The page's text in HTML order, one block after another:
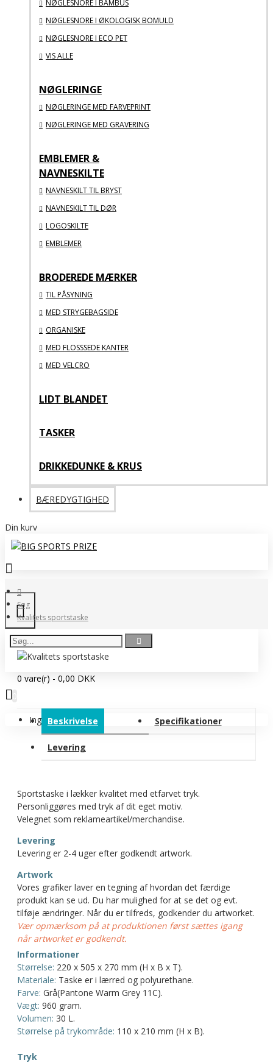
NØGLESNORE I BAMBUS
NØGLESNORE I ØKOLOGISK BOMULD
NØGLESNORE I ECO PET
VIS ALLE
NØGLERINGE
NØGLERINGE MED FARVEPRINT
NØGLERINGE MED GRAVERING
EMBLEMER &
NAVNESKILTE
NAVNESKILT TIL BRYST
NAVNESKILT TIL DØR
LOGOSKILTE
EMBLEMER
BRODEREDE MÆRKER
TIL PÅSYNING
MED STRYGEBAGSIDE
ORGANISKE
MED FLOSSSEDE KANTER
MED VELCRO
LIDT BLANDET
TASKER
DRIKKEDUNKE & KRUS
BÆREDYGTIGHED
Din kurv
0 vare(r) - 0,00 DKK
Ingen produkter
Søg
Kvalitets sportstaske
Beskrivelse Specifikationer
Levering
Sportstaske i lækker kvalitet med etfarvet tryk.
Personliggøres med tryk af dit eget motiv.
Velegnet som reklameartikel/merchandise.
Levering
Levering er 2-4 uger efter godkendt artwork.
Artwork
Vores grafiker laver en tegning af hvordan det færdige
produkt kan se ud. Du har mulighed for at se det og evt.
tilføje ændringer. Når du er tilfreds, godkender du artworket.
Vær opmærksom på at produktionen først sættes igang
når artworket er godkendt.
Informationer
Størrelse: 220 x 505 x 270 mm (H x B x T).
Materiale: Taske er i lærred og polyurethane.
Farve: Grå(Pantone Warm Grey 11C).
Vægt: 960 gram.
Volumen: 30 L.
Størrelse på trykområde: 110 x 210 mm (H x B).
Tryk